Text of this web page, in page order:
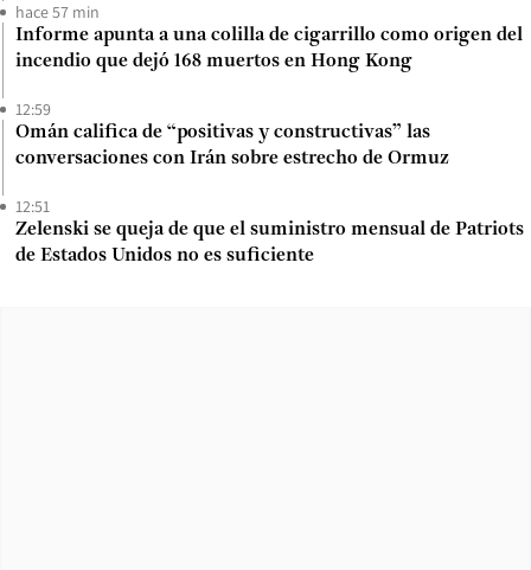
hace 57 min
Informe apunta a una colilla de cigarrillo como origen del
incendio que dejó 168 muertos en Hong Kong
12:59
Omán califica de “positivas y constructivas” las
conversaciones con Irán sobre estrecho de Ormuz
12:51
Zelenski se queja de que el suministro mensual de Patriots
de Estados Unidos no es suficiente